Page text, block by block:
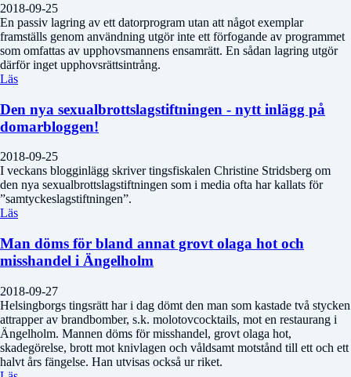
2018-09-25
En passiv lagring av ett datorprogram utan att något exemplar
framställs genom användning utgör inte ett förfogande av programmet
som omfattas av upphovsmannens ensamrätt. En sådan lagring utgör
därför inget upphovsrättsintrång.
Läs
Den nya sexualbrottslagstiftningen - nytt inlägg på
domarbloggen!
2018-09-25
I veckans blogginlägg skriver tingsfiskalen Christine Stridsberg om
den nya sexualbrottslagstiftningen som i media ofta har kallats för
”samtyckeslagstiftningen”.
Läs
Man döms för bland annat grovt olaga hot och
misshandel i Ängelholm
2018-09-27
Helsingborgs tingsrätt har i dag dömt den man som kastade två stycken
attrapper av brandbomber, s.k. molotovcocktails, mot en restaurang i
Ängelholm. Mannen döms för misshandel, grovt olaga hot,
skadegörelse, brott mot knivlagen och våldsamt motstånd till ett och ett
halvt års fängelse. Han utvisas också ur riket.